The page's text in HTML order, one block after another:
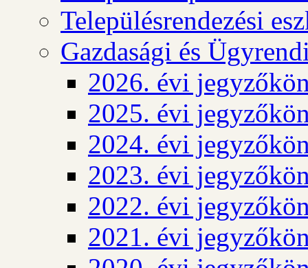
Településrendezési
Gazdasági és
2026. évi
2025. évi
2024. évi
2023. évi
2022. évi
2021. évi